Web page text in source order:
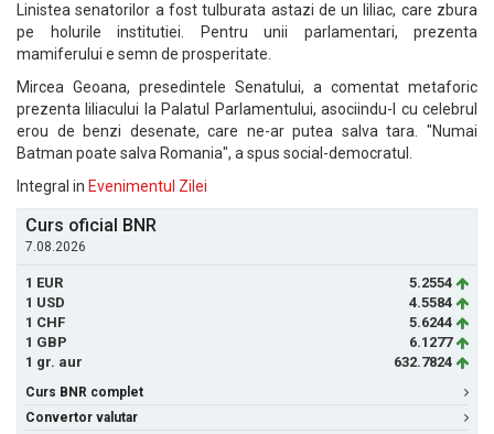
Linistea senatorilor a fost tulburata astazi de un liliac, care zbura
pe holurile institutiei. Pentru unii parlamentari, prezenta
mamiferului e semn de prosperitate.
Mircea Geoana, presedintele Senatului, a comentat metaforic
prezenta liliacului la Palatul Parlamentului, asociindu-l cu celebrul
erou de benzi desenate, care ne-ar putea salva tara. "Numai
Batman poate salva Romania", a spus social-democratul.
Integral in Evenimentul Zilei
Curs oficial BNR
7.08.2026
1 EUR
5.2554
1 USD
4.5584
1 CHF
5.6244
1 GBP
6.1277
1 gr. aur
632.7824
Curs BNR complet
Convertor valutar